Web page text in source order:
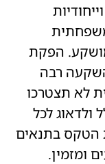
הפקת
רבה
לא תצטרכו
לכל
הטקס בתנאים
ומזמין.